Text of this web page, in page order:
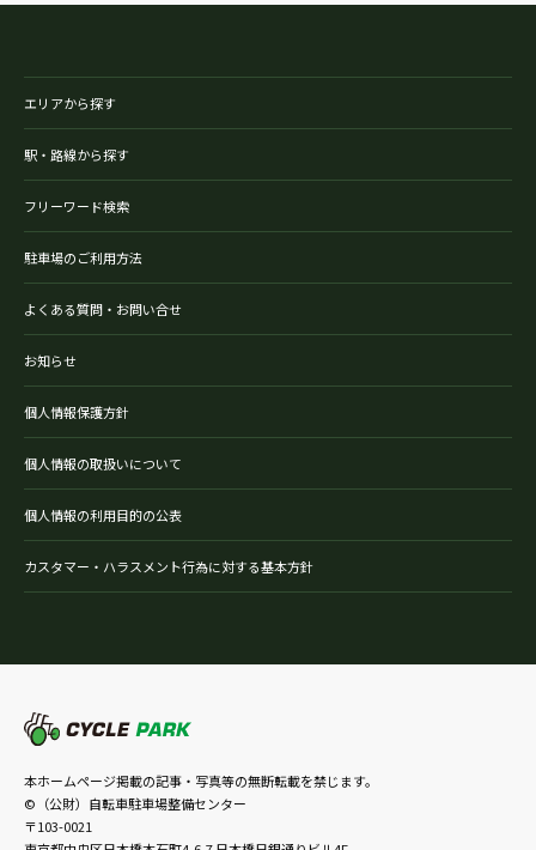
エリアから探す
駅・路線から探す
フリーワード検索
駐車場のご利用方法
よくある質問・お問い合せ
お知らせ
個人情報保護方針
個人情報の取扱いについて
個人情報の利用目的の公表
カスタマー・ハラスメント行為に対する基本方針
本ホームページ掲載の記事・写真等の無断転載を禁じます。
©（公財）自転車駐車場整備センター
〒103-0021